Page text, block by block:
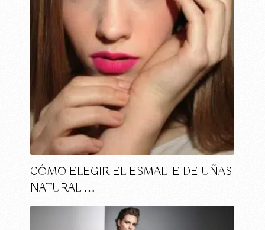
CÓMO ELEGIR EL ESMALTE DE UÑAS
NATURAL …